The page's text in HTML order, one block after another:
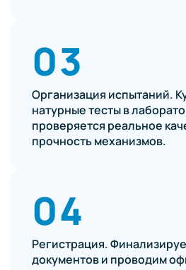
03
Организация испытаний.
натурные тесты в
проверяется реальное
прочность механизмов.
04
Регистрация.
документов и проводим